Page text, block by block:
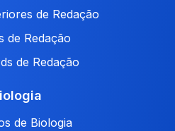
de Redação
de Redação
de Redação
de Biologia